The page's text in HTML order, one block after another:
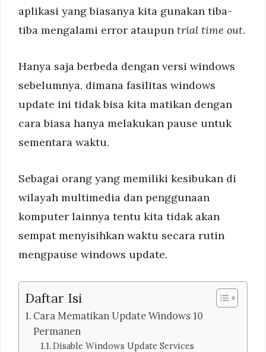
aplikasi yang biasanya kita gunakan tiba-
tiba mengalami error ataupun trial time out.
Hanya saja berbeda dengan versi windows
sebelumnya, dimana fasilitas windows
update ini tidak bisa kita matikan dengan
cara biasa hanya melakukan pause untuk
sementara waktu.
Sebagai orang yang memiliki kesibukan di
wilayah multimedia dan penggunaan
komputer lainnya tentu kita tidak akan
sempat menyisihkan waktu secara rutin
mengpause windows update.
Daftar Isi
Cara Mematikan Update Windows 10
Permanen
Disable Windows Update Services